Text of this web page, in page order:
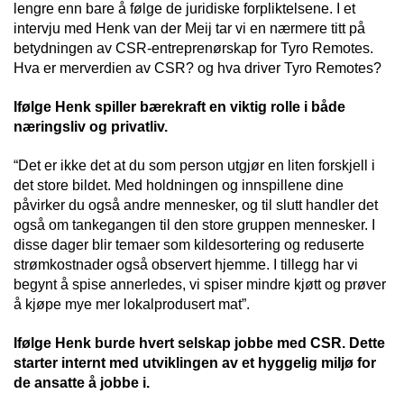
lengre enn bare å følge de juridiske forpliktelsene. I et
intervju med Henk van der Meij tar vi en nærmere titt på
betydningen av CSR-entreprenørskap for Tyro Remotes.
Hva er merverdien av CSR? og hva driver Tyro Remotes?
Ifølge Henk spiller bærekraft en viktig rolle i både
næringsliv og privatliv.
“Det er ikke det at du som person utgjør en liten forskjell i
det store bildet. Med holdningen og innspillene dine
påvirker du også andre mennesker, og til slutt handler det
også om tankegangen til den store gruppen mennesker. I
disse dager blir temaer som kildesortering og reduserte
strømkostnader også observert hjemme. I tillegg har vi
begynt å spise annerledes, vi spiser mindre kjøtt og prøver
å kjøpe mye mer lokalprodusert mat”.
Ifølge Henk burde hvert selskap jobbe med CSR. Dette
starter internt med utviklingen av et hyggelig miljø for
de ansatte å jobbe i.